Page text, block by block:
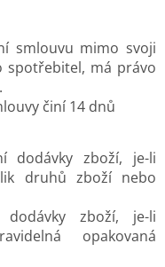
smlouvu mimo svoji
spotřebitel, má právo
činí 14 dnů
dodávky zboží, je-li
druhů zboží nebo
zboží, je-li
opakovaná